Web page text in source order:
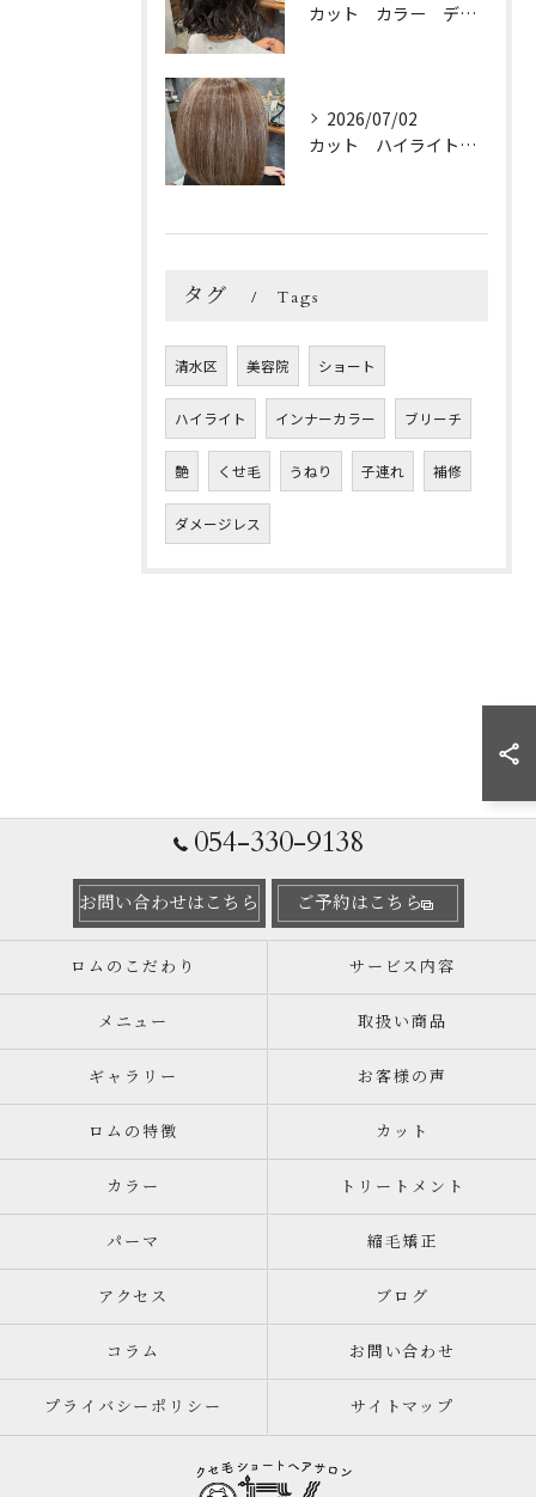
カット カラー デジパ トリートメント
2026/07/02
カット ハイライトカラー トリートメント
タグ Tags
清水区 美容院 ショート
ハイライト インナーカラー ブリーチ
艶 くせ毛 うねり 子連れ 補修
ダメージレス
054-330-9138
お問い合わせはこちら ご予約はこちら
ロムのこだわり サービス内容
メニュー 取扱い商品
ギャラリー お客様の声
ロムの特徴 カット
カラー トリートメント
パーマ 縮毛矯正
アクセス ブログ
コラム お問い合わせ
プライバシーポリシー サイトマップ